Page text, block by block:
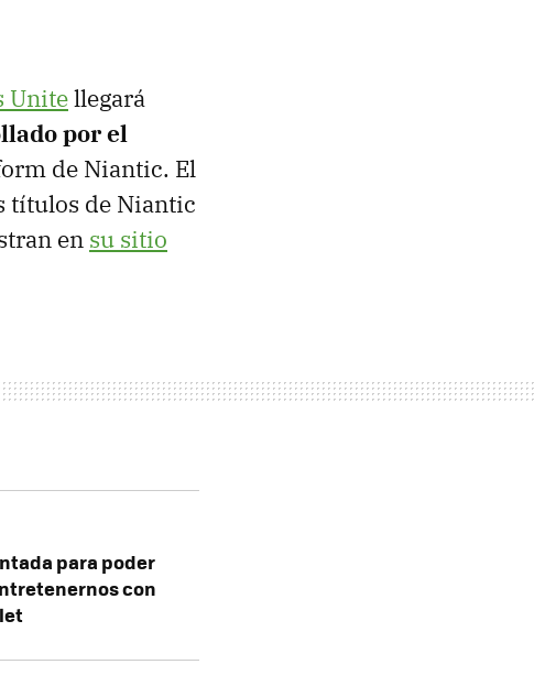
Unitellegará
por el
de Niantic. El
títulos de Niantic
en su sitio
para poder
con